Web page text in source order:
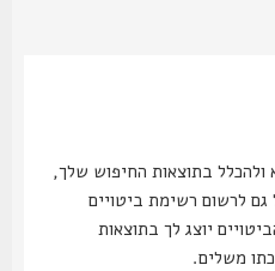
בתוצאות החיפוש שלך,
רשימת ביטויים
יוצג לך בתוצאות